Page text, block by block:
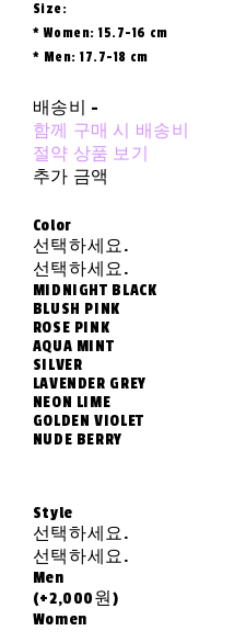
Size:
* Women: 15.7–16 cm
* Men: 17.7–18 cm
배송비 -
함께 구매 시 배송비
절약 상품 보기
추가 금액
Color
선택하세요.
선택하세요.
MIDNIGHT BLACK
BLUSH PINK
ROSE PINK
AQUA MINT
SILVER
LAVENDER GREY
NEON LIME
GOLDEN VIOLET
NUDE BERRY
Style
선택하세요.
선택하세요.
Men
(+2,000원)
Women